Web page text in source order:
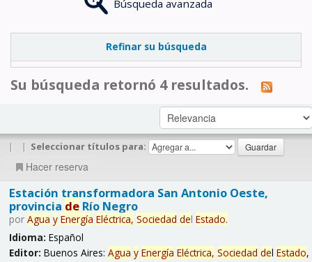
Búsqueda avanzada
Refinar su búsqueda
Su búsqueda retornó 4 resultados.
| | Seleccionar títulos para:
Hacer reserva
Estación transformadora San Antonio Oeste,
provincia deRío Negro
por Agua y Energía Eléctrica, Sociedad del Estado.
Idioma: Español
Editor: Buenos Aires: Agua y Energía Eléctrica, Sociedad del Estado,